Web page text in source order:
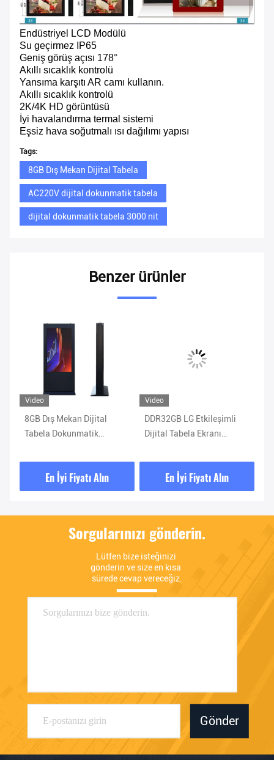
Endüstriyel LCD Modülü
Su geçirmez IP65
Geniş görüş açısı 178°
Akıllı sıcaklık kontrolü
Yansıma karşıtı AR camı kullanın.
Akıllı sıcaklık kontrolü
2K/4K HD görüntüsü
İyi havalandırma termal sistemi
Eşsiz hava soğutmalı ısı dağılımı yapısı
Tags:
8GB Dış Mekan Dijital Tabela
AC220V dijital dokunmatik tabela
dijital dokunmatik tabela 3000 nit
Benzer ürünler
Video
8GB Dış Mekan Dijital
Tabela Dokunmatik
Kontrolü
En İyi Fiyatı Alın
Video
DDR32GB LG Etkileşimli
Dijital Tabela Ekranı
En İyi Fiyatı Alın
Sorgularınızı gönderin.
Lütfen bize isteğinizi
gönderin ve size en kısa
sürede cevap vereceğiz.
Gönder